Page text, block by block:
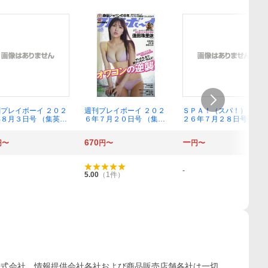
レイボーイ ２０２
８月３日号 （集英
週刊プレイボーイ ２０２
６年７月２０日号 （集英
ＳＰＡ！（スパ！） ２０
２６年７月２８日号 （扶
〜 670円〜 ー円〜
5.00 （ 1件） -